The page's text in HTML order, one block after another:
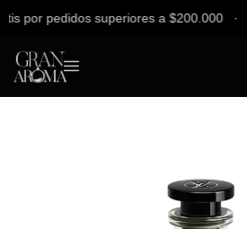
pedidos superiores a $200.000 ∙